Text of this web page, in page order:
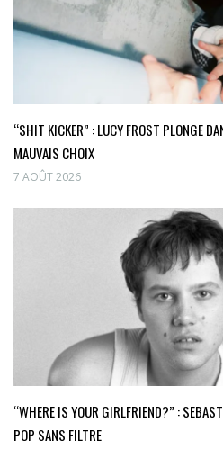
“SHIT KICKER” : LUCY FROST PLONGE
MAUVAIS CHOIX
7 AOÛT 2026
“WHERE IS YOUR GIRLFRIEND?” :
POP SANS FILTRE